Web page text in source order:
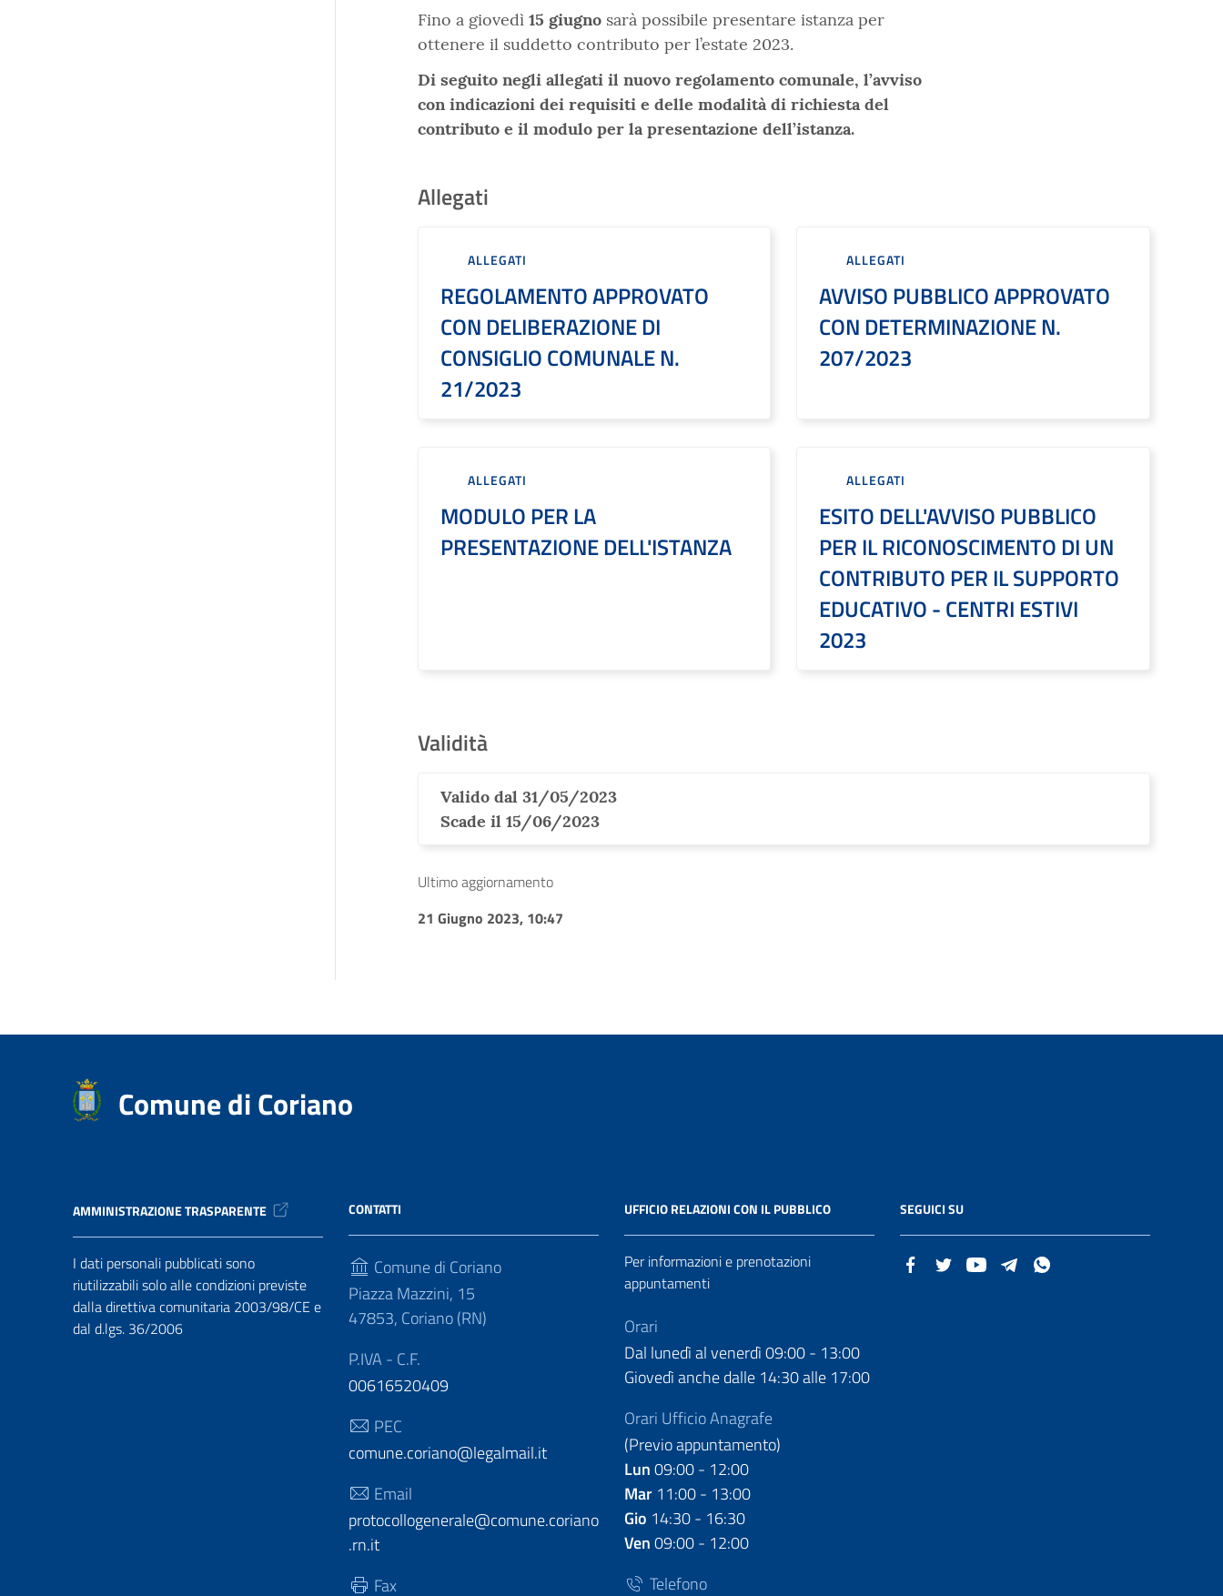
Fino a giovedì 15 giugnosarà possibile presentare istanza per
ottenere il suddetto contributo per l’estate 2023.
Di seguito negli allegati il nuovo regolamento comunale, l’avviso
con indicazioni dei requisiti e delle modalità di richiesta del
contributo e il modulo per la presentazione dell’istanza.
Allegati
ALLEGATI
REGOLAMENTO APPROVATO
CON DELIBERAZIONE DI
CONSIGLIO COMUNALE N.
21/2023
ALLEGATI
AVVISO PUBBLICO APPROVATO
CON DETERMINAZIONE N.
207/2023
ALLEGATI
MODULO PER LA
PRESENTAZIONE DELL'ISTANZA
ALLEGATI
ESITO DELL'AVVISO PUBBLICO
PER IL RICONOSCIMENTO DI UN
CONTRIBUTO PER IL SUPPORTO
EDUCATIVO - CENTRI ESTIVI
2023
Validità
Valido dal 31/05/2023
Scade il 15/06/2023
Ultimo aggiornamento
21 Giugno 2023, 10:47
Comune di Coriano
AMMINISTRAZIONE TRASPARENTE
I dati personali pubblicati sono
riutilizzabili solo alle condizioni previste
dalla direttiva comunitaria 2003/98/CE e
dal d.lgs. 36/2006
CONTATTI
Comune di Coriano
Piazza Mazzini, 15
47853, Coriano (RN)
P.IVA - C.F.
00616520409
PEC
comune.coriano@legalmail.it
Email
protocollogenerale@comune.coriano
.rn.it
Fax
UFFICIO RELAZIONI CON IL PUBBLICO
Per informazioni e prenotazioni
appuntamenti
Orari
Dal lunedì al venerdì 09:00 - 13:00
Giovedì anche dalle 14:30 alle 17:00
Orari Ufficio Anagrafe
(Previo appuntamento)
Lun09:00 - 12:00
Mar 11:00 - 13:00
Gio 14:30 - 16:30
Ven09:00 - 12:00
Telefono
SEGUICI SU